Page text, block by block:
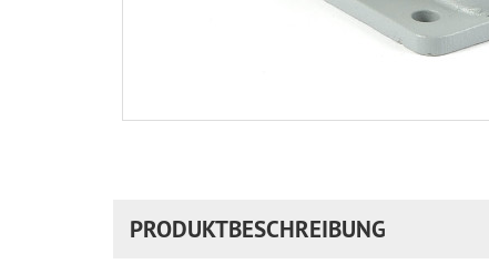
PRODUKTBESCHREIBUNG